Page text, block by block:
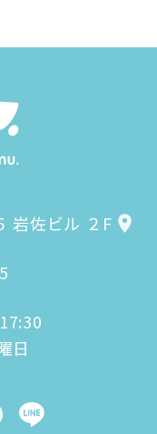
岩佐ビル ２F
日